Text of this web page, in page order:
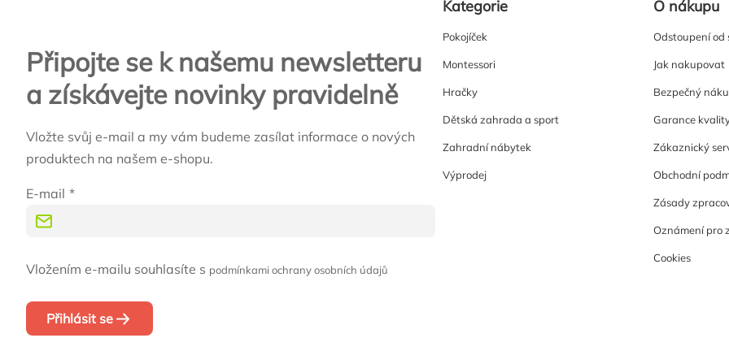
Připojte se k našemu newsletteru
a získávejte novinky pravidelně
Vložte svůj e-mail a my vám budeme zasílat informace o nových
produktech na našem e-shopu.
E-mail
Vložením e-mailu souhlasíte s podmínkami ochrany osobních údajů
Přihlásit se
Kategorie
Pokojíček
Montessori
Hračky
Dětská zahrada a sport
Zahradní nábytek
Výprodej
O nákupu
Odstoupení od
Jak nakupovat
Bezpečný
Garance
Zákaznický
Obchodní
Zásady
Oznámení pro
Cookies